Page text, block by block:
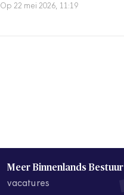
Op 22 mei 2026, 11:19
Meer Binnenlands Bestuur
vacatures